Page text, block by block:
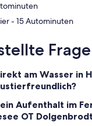
- ‬8 Autominuten
‪Zum Brotsommelier - ‬15 Autominuten
am Wasser in
Aufenthalt im
OT